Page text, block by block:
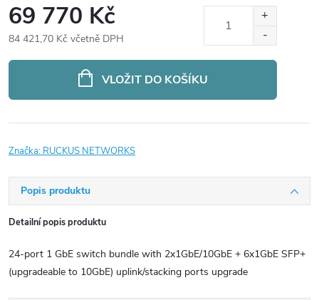
69 770 Kč
84 421,70 Kč včetně DPH
VLOŽIT DO KOŠÍKU
Značka: RUCKUS NETWORKS
Popis produktu
Detailní popis produktu
24-port 1 GbE switch bundle with 2x1GbE/10GbE + 6x1GbE SFP+
(upgradeable to 10GbE) uplink/stacking ports upgrade